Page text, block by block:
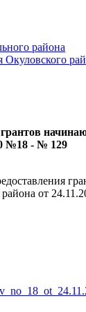
района
Окуловского
№18 - № 129
от